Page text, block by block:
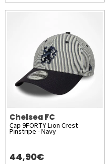
Chelsea FC
Cap 9FORTY Lion Crest
Pinstripe - Navy
44,90€